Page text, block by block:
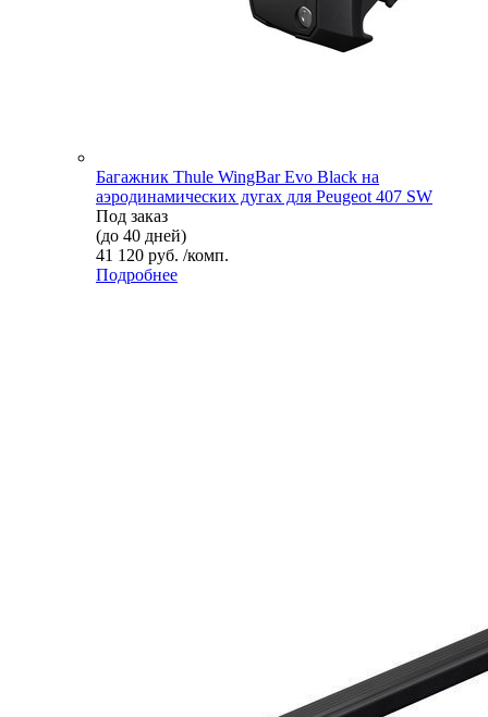
Багажник Thule WingBar Evo Black на
аэродинамических дугах для Peugeot 407 SW
Под заказ
(до 40 дней)
41 120 руб. /комп.
Подробнее